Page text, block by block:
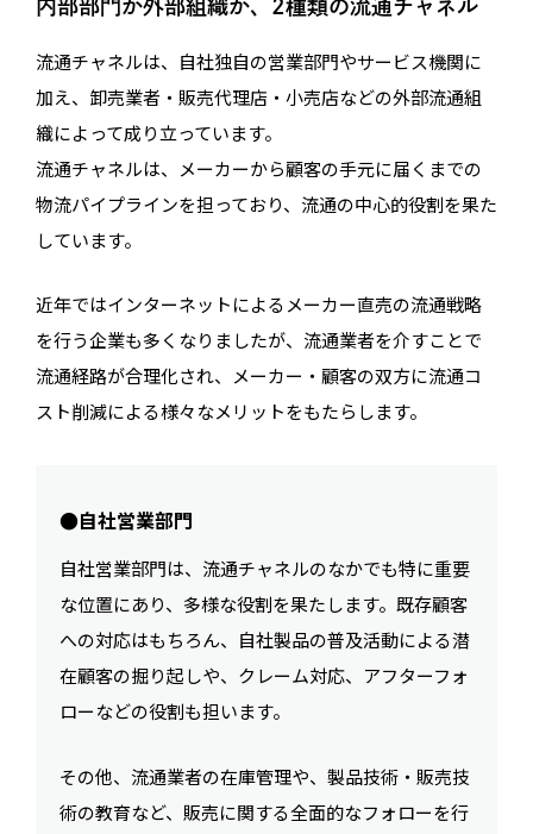
内部部門か外部組織か、2種類の流通チャネル
流通チャネルは、自社独自の営業部門やサービス機関に
加え、卸売業者・販売代理店・小売店などの外部流通組
織によって成り立っています。
流通チャネルは、メーカーから顧客の手元に届くまでの
物流パイプラインを担っており、流通の中心的役割を果た
しています。
近年ではインターネットによるメーカー直売の流通戦略
を行う企業も多くなりましたが、流通業者を介すことで
流通経路が合理化され、メーカー・顧客の双方に流通コ
スト削減による様々なメリットをもたらします。
●自社営業部門
自社営業部門は、流通チャネルのなかでも特に重要
な位置にあり、多様な役割を果たします。既存顧客
への対応はもちろん、自社製品の普及活動による潜
在顧客の掘り起しや、クレーム対応、アフターフォ
ローなどの役割も担います。
その他、流通業者の在庫管理や、製品技術・販売技
術の教育など、販売に関する全面的なフォローを行